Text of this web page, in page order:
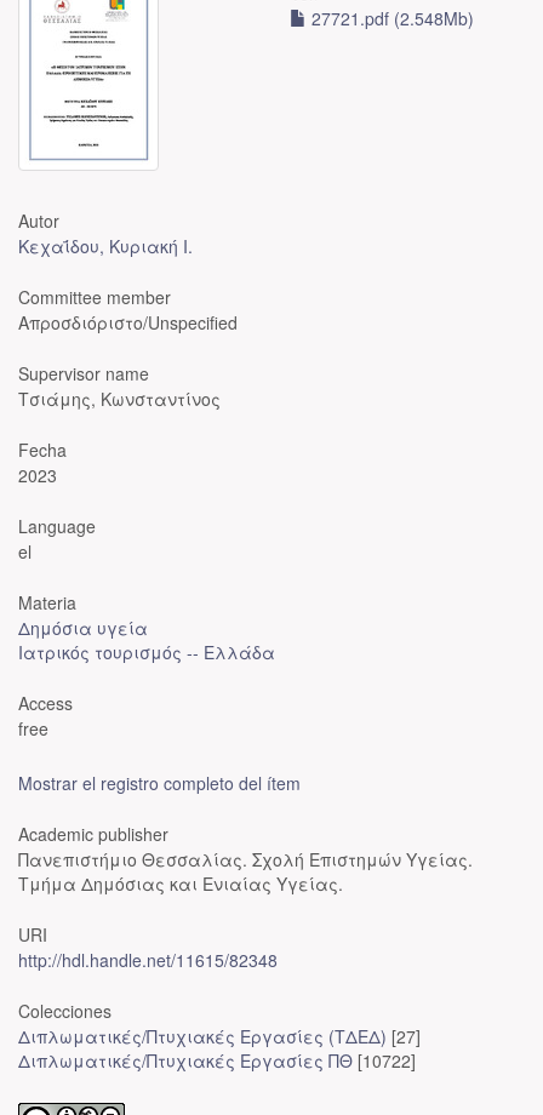
27721.pdf (2.548Mb)
Autor
Κεχαΐδου, Κυριακή Ι.
Committee member
Απροσδιόριστο/Unspecified
Supervisor name
Τσιάμης, Κωνσταντίνος
Fecha
2023
Language
el
Materia
Δημόσια υγεία
Ιατρικός τουρισμός -- Ελλάδα
Access
free
Mostrar el registro completo del ítem
Academic publisher
Πανεπιστήμιο Θεσσαλίας. Σχολή Επιστημών Υγείας.
Τμήμα Δημόσιας και Ενιαίας Υγείας.
URI
http://hdl.handle.net/11615/82348
Colecciones
Διπλωματικές/Πτυχιακές Εργασίες (ΤΔΕΔ) [27]
Διπλωματικές/Πτυχιακές Εργασίες ΠΘ [10722]